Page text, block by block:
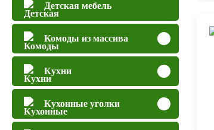
Детская мебель
Комоды из массива
Кухни
Кухонные уголки